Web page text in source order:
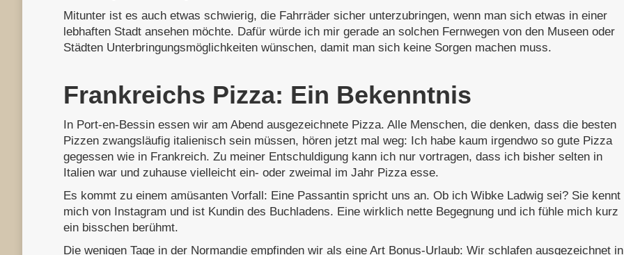
Mitunter ist es auch etwas schwierig, die Fahrräder sicher unterzubringen, wenn man sich etwas in einer
lebhaften Stadt ansehen möchte. Dafür würde ich mir gerade an solchen Fernwegen von den Museen oder
Städten Unterbringungsmöglichkeiten wünschen, damit man sich keine Sorgen machen muss.
Frankreichs Pizza: Ein Bekenntnis
In Port-en-Bessin essen wir am Abend ausgezeichnete Pizza. Alle Menschen, die denken, dass die besten
Pizzen zwangsläufig italienisch sein müssen, hören jetzt mal weg: Ich habe kaum irgendwo so gute Pizza
gegessen wie in Frankreich. Zu meiner Entschuldigung kann ich nur vortragen, dass ich bisher selten in
Italien war und zuhause vielleicht ein- oder zweimal im Jahr Pizza esse.
Es kommt zu einem amüsanten Vorfall: Eine Passantin spricht uns an. Ob ich Wibke Ladwig sei? Sie kennt
mich von Instagram und ist Kundin des Buchladens. Eine wirklich nette Begegnung und ich fühle mich kurz
ein bisschen berühmt.
Die wenigen Tage in der Normandie empfinden wir als eine Art Bonus-Urlaub: Wir schlafen ausgezeichnet in